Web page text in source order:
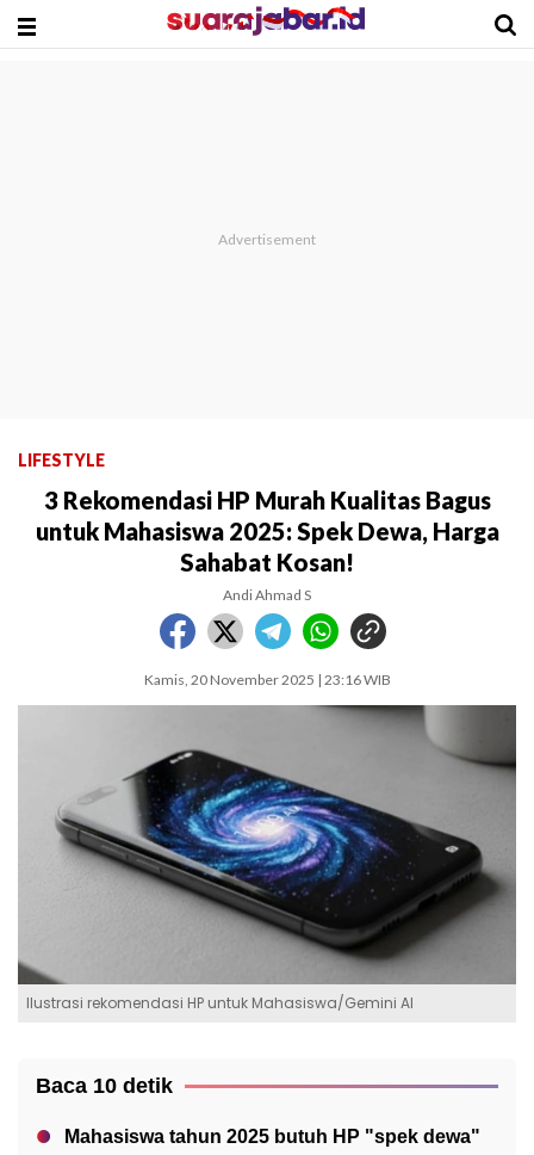
LIFESTYLE
3 Rekomendasi HP Murah Kualitas Bagus
untuk Mahasiswa 2025: Spek Dewa, Harga
Sahabat Kosan!
Andi Ahmad S
Kamis, 20 November 2025 | 23:16 WIB
Ilustrasi rekomendasi HP untuk Mahasiswa/Gemini AI
Baca 10 detik
Mahasiswa tahun 2025 butuh HP "spek dewa"